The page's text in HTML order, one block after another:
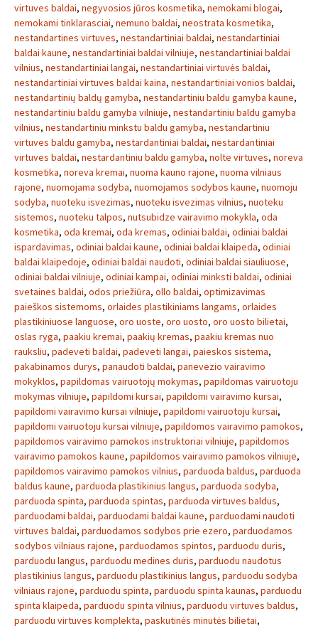
virtuves baldai, negyvosios jūros kosmetika, nemokami blogai,
nemokami tinklarasciai, nemuno baldai, neostrata kosmetika,
nestandartines virtuves, nestandartiniai baldai, nestandartiniai
baldai kaune, nestandartiniai baldai vilniuje, nestandartiniai baldai
vilnius, nestandartiniai langai, nestandartiniai virtuvės baldai,
nestandartiniai virtuves baldai kaina, nestandartiniai vonios baldai,
nestandartinių baldų gamyba, nestandartiniu baldu gamyba kaune,
nestandartiniu baldu gamyba vilniuje, nestandartiniu baldu gamyba
vilnius, nestandartiniu minkstu baldu gamyba, nestandartiniu
virtuves baldu gamyba, nestardantiniai baldai, nestardantiniai
virtuves baldai, nestardantiniu baldu gamyba, nolte virtuves, noreva
kosmetika, noreva kremai, nuoma kauno rajone, nuoma vilniaus
rajone, nuomojama sodyba, nuomojamos sodybos kaune, nuomoju
sodyba, nuoteku isvezimas, nuoteku isvezimas vilnius, nuoteku
sistemos, nuoteku talpos, nutsubidze vairavimo mokykla, oda
kosmetika, oda kremai, oda kremas, odiniai baldai, odiniai baldai
ispardavimas, odiniai baldai kaune, odiniai baldai klaipeda, odiniai
baldai klaipedoje, odiniai baldai naudoti, odiniai baldai siauliuose,
odiniai baldai vilniuje, odiniai kampai, odiniai minksti baldai, odiniai
svetaines baldai, odos priežiūra, ollo baldai, optimizavimas
paieškos sistemoms, orlaides plastikiniams langams, orlaides
plastikiniuose languose, oro uoste, oro uosto, oro uosto bilietai,
oslas ryga, paakiu kremai, paakių kremas, paakiu kremas nuo
rauksliu, padeveti baldai, padeveti langai, paieskos sistema,
pakabinamos durys, panaudoti baldai, panevezio vairavimo
mokyklos, papildomas vairuotojų mokymas, papildomas vairuotoju
mokymas vilniuje, papildomi kursai, papildomi vairavimo kursai,
papildomi vairavimo kursai vilniuje, papildomi vairuotoju kursai,
papildomi vairuotoju kursai vilniuje, papildomos vairavimo pamokos,
papildomos vairavimo pamokos instruktoriai vilniuje, papildomos
vairavimo pamokos kaune, papildomos vairavimo pamokos vilniuje,
papildomos vairavimo pamokos vilnius, parduoda baldus, parduoda
baldus kaune, parduoda plastikinius langus, parduoda sodyba,
parduoda spinta, parduoda spintas, parduoda virtuves baldus,
parduodami baldai, parduodami baldai kaune, parduodami naudoti
virtuves baldai, parduodamos sodybos prie ezero, parduodamos
sodybos vilniaus rajone, parduodamos spintos, parduodu duris,
parduodu langus, parduodu medines duris, parduodu naudotus
plastikinius langus, parduodu plastikinius langus, parduodu sodyba
vilniaus rajone, parduodu spinta, parduodu spinta kaunas, parduodu
spinta klaipeda, parduodu spinta vilnius, parduodu virtuves baldus,
parduodu virtuves komplekta, paskutinės minutės bilietai,